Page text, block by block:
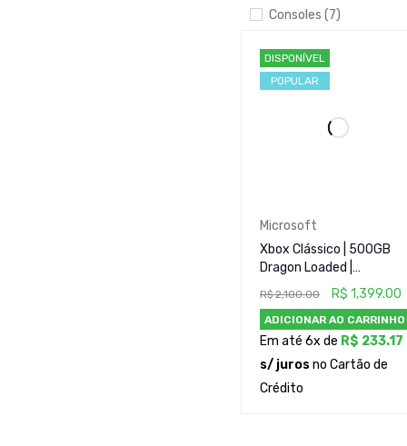
Consoles (7)
Microsoft (1)
Nintendo (1)
Portáteis (0)
Raros e Colecionáveis
PREÇO
CONDIÇÃO
DISPONÍVEL
POPULAR
Microsoft
Xbox Clássico | 500GB
Dragon Loaded |
Desbloqueado TSOP
+ Cerbios | 2 Controles (1
Original + 1 Paralelo)
R$2,100.00 R$ 1,399.00
ADICIONAR AO CARRINHO
Em até 6x de R$ 233.17
s/ juros no Cartão de
Crédito